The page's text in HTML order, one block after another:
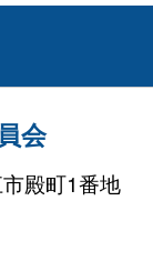
会
殿町1番地